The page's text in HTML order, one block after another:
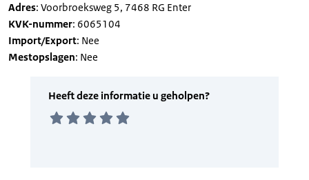
Adres: Voorbroeksweg 5, 7468 RG Enter
KVK-nummer: 6065104
Import/Export: Nee
Mestopslagen: Nee